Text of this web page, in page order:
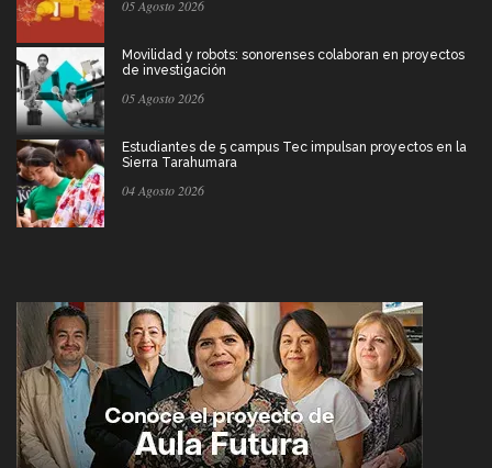
05 Agosto 2026
Movilidad y robots: sonorenses colaboran en proyectos
de investigación
05 Agosto 2026
Estudiantes de 5 campus Tec impulsan proyectos en la
Sierra Tarahumara
04 Agosto 2026